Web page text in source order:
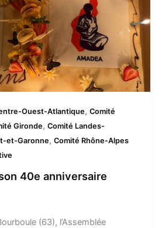
Ouest-Atlantique, Comité
Gironde, Comité Landes-
et-Garonne, Comité Rhône-Alpes
40e anniversaire
(63), l’Assemblée